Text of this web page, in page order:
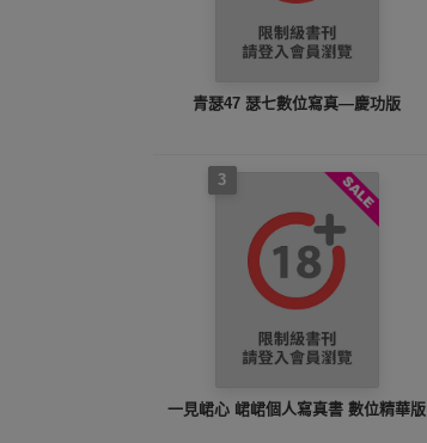
青瑟47 瑟七數位寫真—慶功版
3
一見峮心 峮峮個人寫真書 數位精華版